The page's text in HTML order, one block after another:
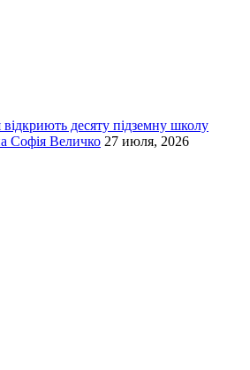
десяту підземну школу
Софія Величко 27 июля, 2026